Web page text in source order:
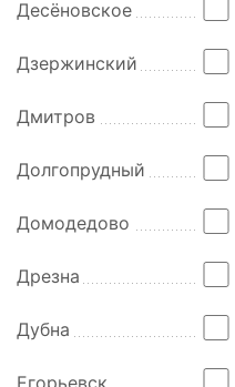
Десёновское
Дзержинский
Дмитров
Долгопрудный
Домодедово
Дрезна
Дубна
Егорьевск